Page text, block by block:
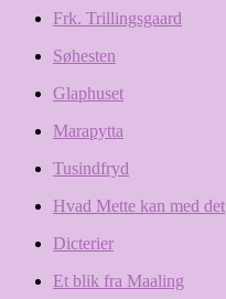
Frk. Trillingsgaard
Søhesten
Glaphuset
Marapytta
Tusindfryd
Hvad Mette kan med det
Dicterier
Et blik fra Maaling